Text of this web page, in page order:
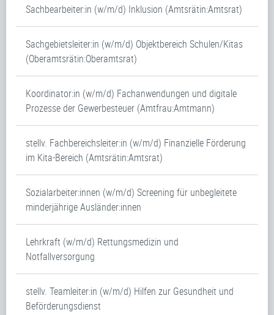
Sachbearbeiter:in (w/m/d) Inklusion (Amtsrätin:Amtsrat)
Sachgebietsleiter:in (w/m/d) Objektbereich Schulen/Kitas
(Oberamtsrätin:Oberamtsrat)
Koordinator:in (w/m/d) Fachanwendungen und digitale
Prozesse der Gewerbesteuer (Amtfrau:Amtmann)
stellv. Fachbereichsleiter:in (w/m/d) Finanzielle Förderung
im Kita-Bereich (Amtsrätin:Amtsrat)
Sozialarbeiter:innen (w/m/d) Screening für unbegleitete
minderjährige Ausländer:innen
Lehrkraft (w/m/d) Rettungsmedizin und
Notfallversorgung
stellv. Teamleiter:in (w/m/d) Hilfen zur Gesundheit und
Beförderungsdienst